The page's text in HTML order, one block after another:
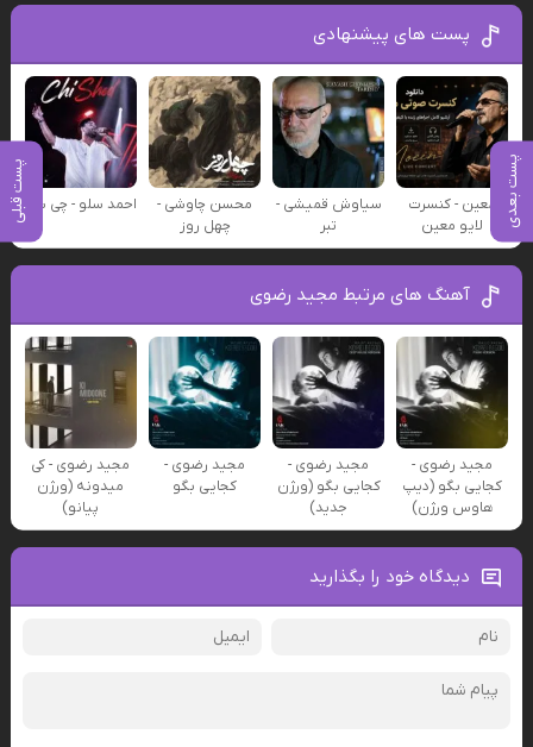
پست بعدی پست قبلی
پست های پیشنهادی
معین - کنسرت
لایو معین
سیاوش قمیشی -
تبر
محسن چاوشی -
چهل روز
احمد سلو - چی شد
آهنگ های مرتبط مجید رضوی
مجید رضوی -
کجایی بگو (دیپ
هاوس ورژن)
مجید رضوی -
کجایی بگو (ورژن
جدید)
مجید رضوی -
کجایی بگو
مجید رضوی - کی
میدونه (ورژن
پیانو)
دیدگاه خود را بگذارید